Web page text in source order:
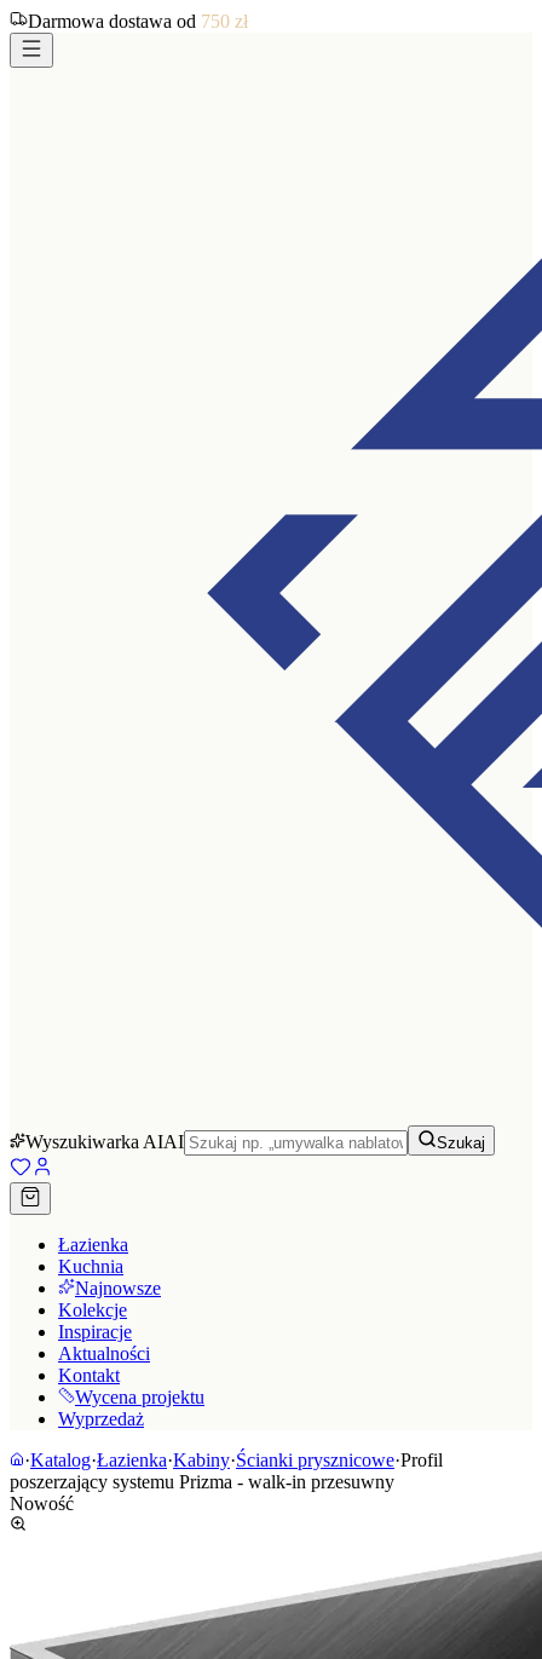
Darmowa dostawa od 750 zł
Wyszukiwarka AIAI Szukaj
Łazienka
Kuchnia
Najnowsze
Kolekcje
Inspiracje
Aktualności
Kontakt
Wycena projektu
Wyprzedaż
·Katalog·Łazienka·Kabiny·Ścianki prysznicowe·Profil
poszerzający systemu Prizma - walk-in przesuwny
Nowość